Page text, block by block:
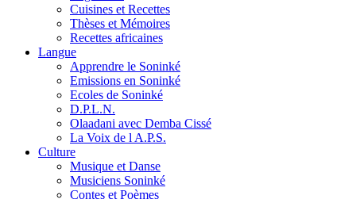
Cuisines et Recettes
Thèses et Mémoires
Recettes africaines
Langue
Apprendre le Soninké
Emissions en Soninké
Ecoles de Soninké
D.P.L.N.
Olaadani avec Demba Cissé
La Voix de l A.P.S.
Culture
Musique et Danse
Musiciens Soninké
Contes et Poèmes